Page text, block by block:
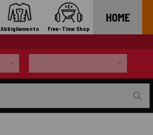
Abbigliamento Free-Time Shop
HOME